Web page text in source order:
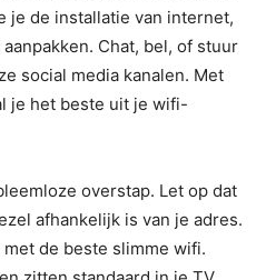
je de installatie van internet,
Chat, bel, of stuur
social media kanalen. Met
je het beste uit je wifi-
overstap. Let op dat
afhankelijk is van je adres.
de beste slimme wifi.